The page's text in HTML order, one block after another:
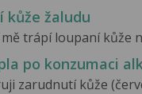
kůže žaludu
trápí loupaní kůže
po konzumaci
zarudnutí kůže